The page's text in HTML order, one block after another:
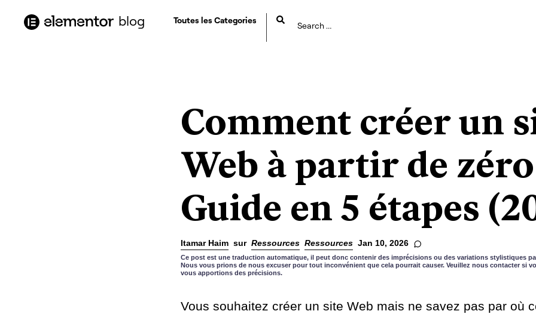
principal
blog Toutes les Categories
Comment créer un
Web à partir de
Guide en 5 étapes
Itamar Haim sur Ressources Ressources Jan 10, 2026
Ce post est une traduction automatique, il peut donc contenir des imprécisions ou des variations stylistiques
Nous vous prions de nous excuser pour tout inconvénient que cela pourrait causer. Veuillez nous contacter si
vous apportions des précisions.
Vous souhaitez créer un site Web mais ne savez pas par où